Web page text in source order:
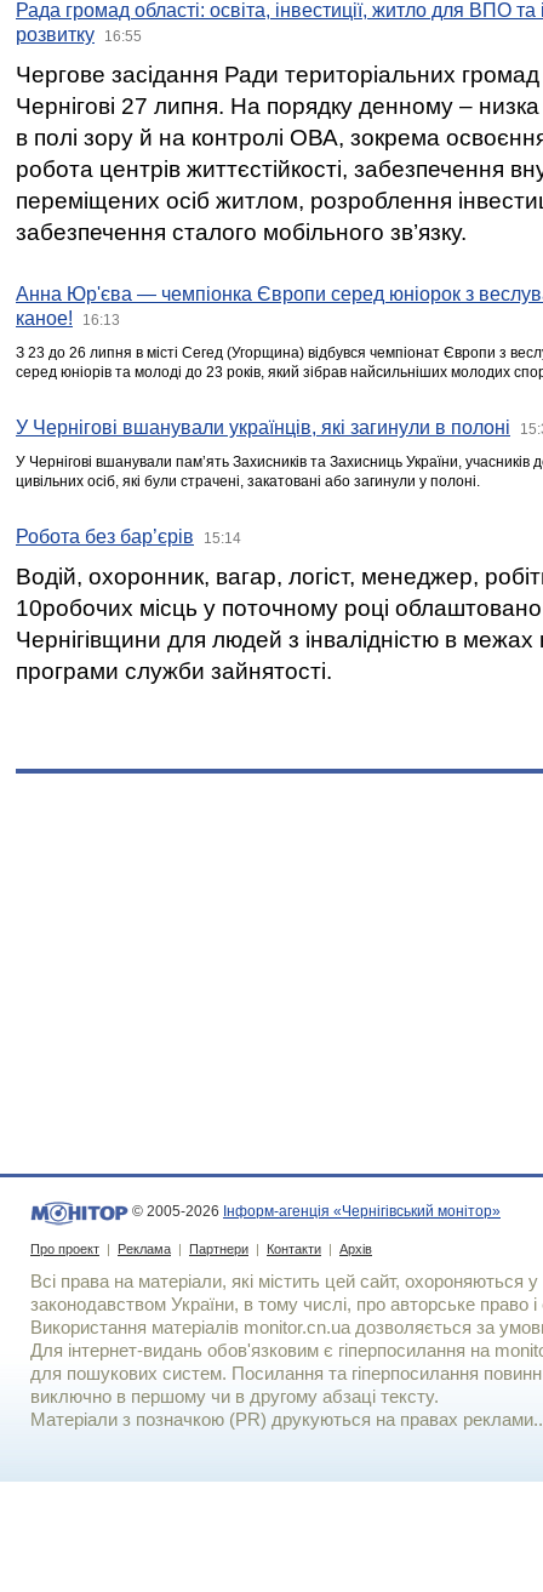
Рада громад області: освіта, інвестиції, житло для ВПО
розвитку
16:55
Чергове засідання Ради територіальних громад
Чернігові 27 липня. На порядку денному –
в полі зору й на контролі ОВА, зокрема освоєння
робота центрів життєстійкості, забезпечення
переміщених осіб житлом, розроблення
забезпечення сталого мобільного зв’язку.
Анна Юр'єва — чемпіонка Європи серед юніорок з
каное!
16:13
З 23 до 26 липня в місті Сегед (Угорщина) відбувся чемпіонат Європи з
серед юніорів та молоді до 23 років, який зібрав найсильніших молодих
У Чернігові вшанували українців, які загинули в полоні
У Чернігові вшанували пам’ять Захисників та Захисниць України,
цивільних осіб, які були страчені, закатовані або загинули у полоні.
Робота без бар’єрів 15:14
Водій, охоронник, вагар, логіст, менеджер,
10робочих місць у поточному році
Чернігівщини для людей з інвалідністю в межах
програми служби зайнятості.
© 2005-2026 Інформ-агенція «Чернігівський монітор»
Про проект | Реклама | Партнери | Контакти | Архів
Всі права на матеріали, які містить цей сайт, охороняються у
законодавством України, в тому числі, про авторське право і
Використання матерiалiв monitor.cn.ua дозволяється за
Для iнтернет-видань обов'язковим є гiперпосилання на
для пошукових систем. Посилання та гіперпосилання
виключно в першому чи в другому абзаці тексту.
Матеріали з позначкою (PR) друкуються на правах реклами..